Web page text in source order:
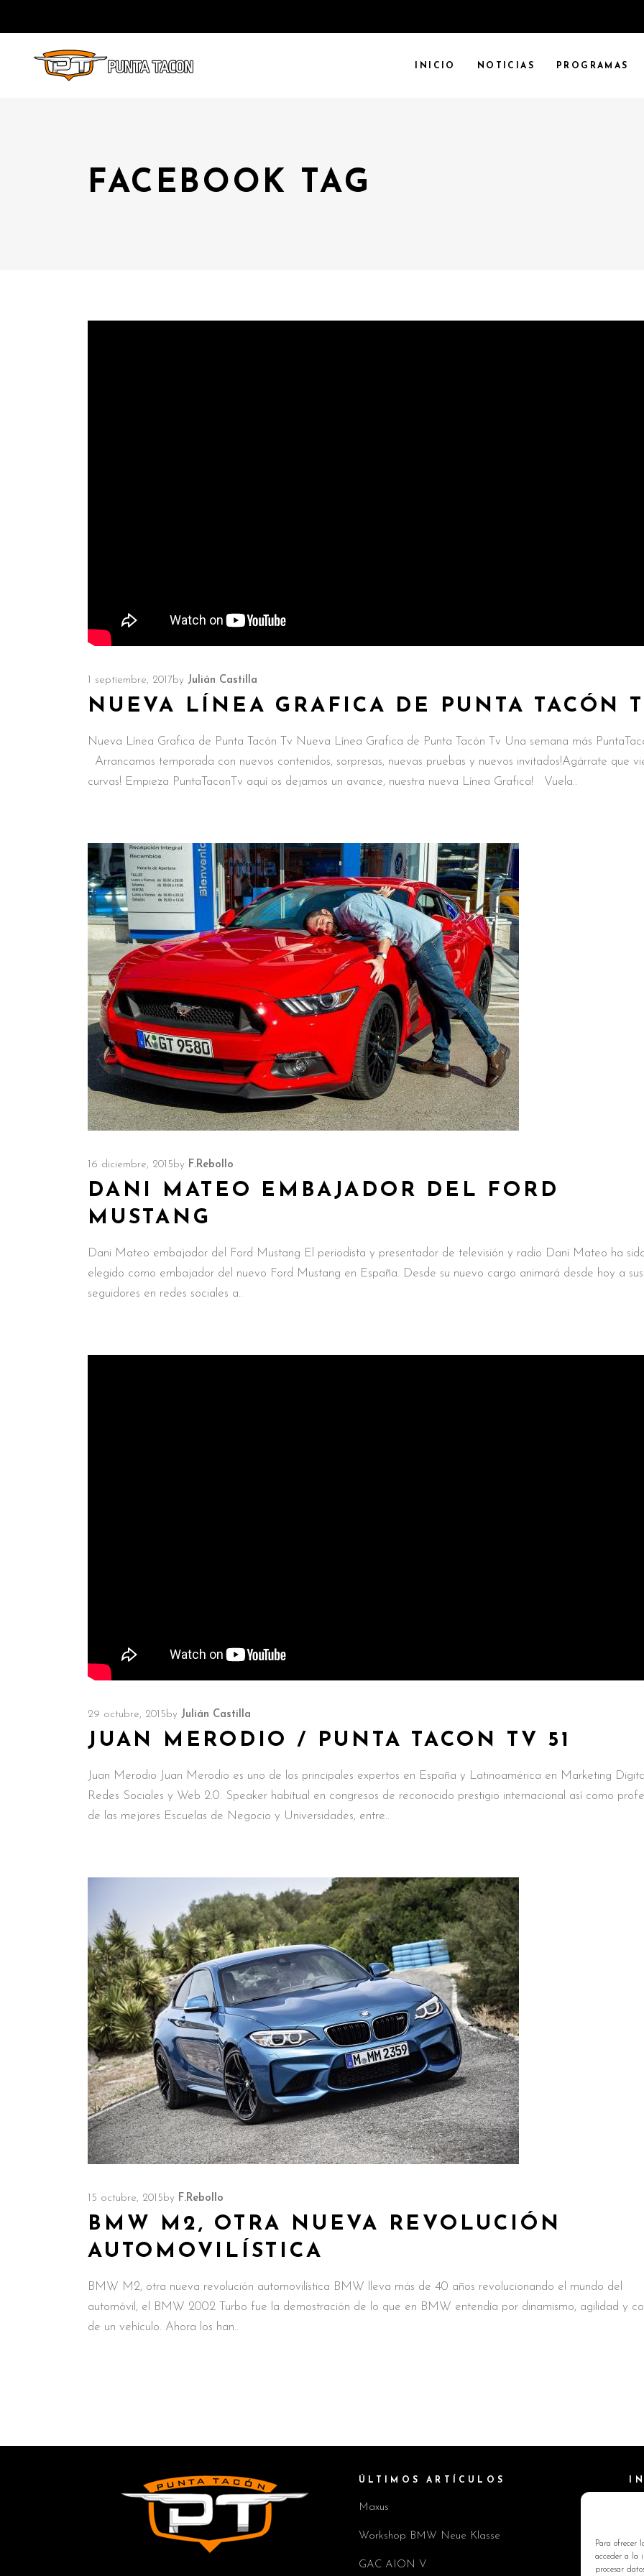
Para ofrecer
acceder a la
procesar
INICIO NOTICIAS PROGRAMAS
FACEBOOK TAG
1 septiembre, 2017 by Julián Castilla
NUEVA LÍNEA GRAFICA DE PUNTA TACÓN
Nueva Línea Grafica de Punta Tacón Tv Nueva Línea Grafica de Punta Tacón Tv Una semana más
Arrancamos temporada con nuevos contenidos, sorpresas, nuevas pruebas y nuevos invitados!Agárrate que
curvas! Empieza PuntaTaconTv aquí os dejamos un avance, nuestra nueva Línea Grafica! Vuela
16 diciembre, 2015 by F.Rebollo
DANI MATEO EMBAJADOR DEL FORD
MUSTANG
Dani Mateo embajador del Ford Mustang El periodista y presentador de televisión y radio Dani Mateo ha
elegido como embajador del nuevo Ford Mustang en España. Desde su nuevo cargo animará desde hoy a sus
seguidores en redes sociales a
29 octubre, 2015 by Julián Castilla
JUAN MERODIO / PUNTA TACON TV 51
Juan Merodio Juan Merodio es uno de los principales expertos en España y Latinoamérica en Marketing
Redes Sociales y Web 2.0. Speaker habitual en congresos de reconocido prestigio internacional así como
de las mejores Escuelas de Negocio y Universidades, entre
15 octubre, 2015 by F.Rebollo
BMW M2, OTRA NUEVA REVOLUCIÓN
AUTOMOVILÍSTICA
BMW M2, otra nueva revolución automovilística BMW lleva más de 40 años revolucionando el mundo del
automóvil, el BMW 2002 Turbo fue la demostración de lo que en BMW entendía por dinamismo, agilidad y
de un vehículo. Ahora los han
ÚLTIMOS ARTÍCULOS
Maxus
Workshop BMW Neue Klasse
GAC AION V